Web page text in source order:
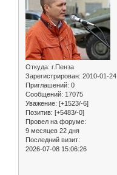
Откуда: г.Пенза
Зарегистрирован: 2010-01-24
Приглашений: 0
Сообщений: 17075
Уважение: [+1523/-6]
Позитив: [+5483/-0]
Провел на форуме:
9 месяцев 22 дня
Последний визит:
2026-07-08 15:06:26